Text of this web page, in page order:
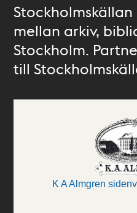
mellan arkiv,
Stockholm.
till
K A Almgren